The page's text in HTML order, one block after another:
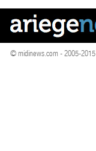
© midinews.com - 2005-2015